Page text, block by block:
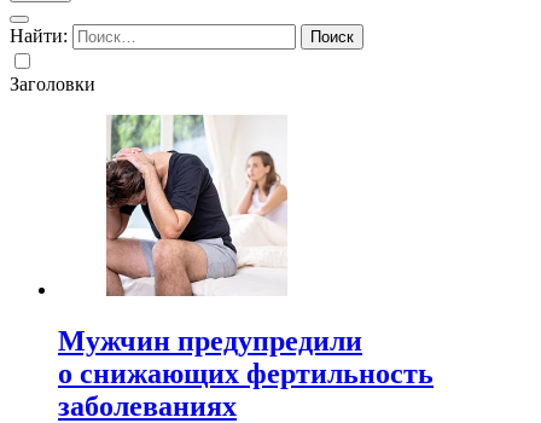
Найти:
Заголовки
Мужчин предупредили
о снижающих фертильность
заболеваниях